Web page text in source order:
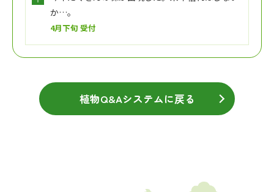
か…。
4月下旬 受付
植物Q&Aシステムに戻る